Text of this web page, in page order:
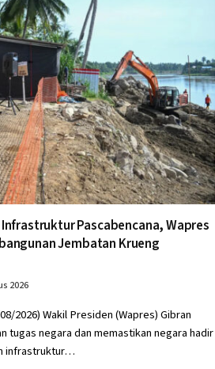
Pascabencana, Wapres
Jembatan Krueng
2026
2026) Wakil Presiden (Wapres) Gibran
tugas negara dan memastikan negara hadir
infrastruktur…